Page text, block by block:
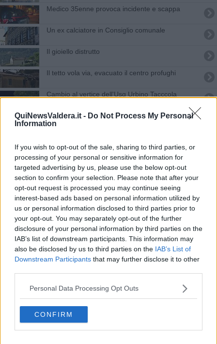
QuiNewsValdera.it - Do Not Process My Personal
Information
If you wish to opt-out of the sale, sharing to third parties, or
processing of your personal or sensitive information for
targeted advertising by us, please use the below opt-out
section to confirm your selection. Please note that after your
opt-out request is processed you may continue seeing
interest-based ads based on personal information utilized by
us or personal information disclosed to third parties prior to
your opt-out. You may separately opt-out of the further
disclosure of your personal information by third parties on the
IAB’s list of downstream participants. This information may
also be disclosed by us to third parties on the IAB’s List of
Downstream Participants that may further disclose it to other
Personal Data Processing Opt Outs
CONFIRM
Medico 35enne provoca incidente e scappa
Un ex calciatore in Consiglio comunale
Il gioiello distrutto
Il tetto vola via, evacuato il centro profughi
Cambio al vertice dell'Usg Urbino Tacccola
Ferrucci ha già pronta la lista dei candidati
​Benzina, gasolio, gpl, ecco dove risparmiare
​Benzina, gasolio, gpl, ecco dove risparmiare
​Benzina, gasolio, gpl, ecco dove risparmiare
Il primo memorial Andrea Coscetti
Le fab 4 dell'istituto "King" vanno alle nazionali
Reti tagliate e rubate, vandali al campo sportivo
La Cna al rinnovo dei vertici
A tavola con le specialità del territorio